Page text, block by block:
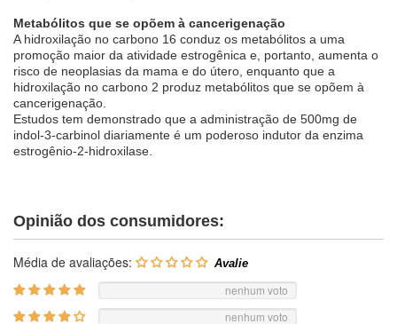
Metabólitos que se opõem à cancerigenação
A hidroxilação no carbono 16 conduz os metabólitos a uma
promoção maior da atividade estrogênica e, portanto, aumenta o
risco de neoplasias da mama e do útero, enquanto que a
hidroxilação no carbono 2 produz metabólitos que se opõem à
cancerigenação.
Estudos tem demonstrado que a administração de 500mg de
indol-3-carbinol diariamente é um poderoso indutor da enzima
estrogênio-2-hidroxilase.
Opinião dos consumidores:
Média de avaliações:
nenhum voto
nenhum voto